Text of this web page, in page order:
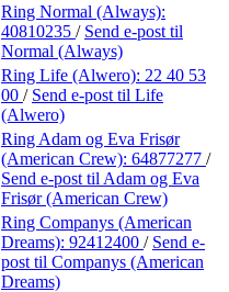
Ring Normal (Always):
40810235 / Send e-post til
Normal (Always)
Ring Life (Alwero): 22 40 53
00 / Send e-post til Life
(Alwero)
Ring Adam og Eva Frisør
(American Crew): 64877277 /
Send e-post til Adam og Eva
Frisør (American Crew)
Ring Companys (American
Dreams): 92412400 / Send e-
post til Companys (American
Dreams)